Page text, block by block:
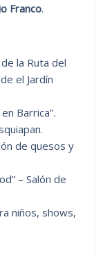
Franco.
la Ruta del
el Jardín
Barrica”.
de quesos y
– Salón de
niños, shows,